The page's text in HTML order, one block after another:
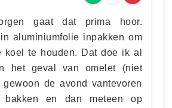
gaat dat prima hoor.
aluminiumfolie inpakken om
koel te houden. Dat doe ik al
het geval van omelet (niet
de avond vantevoren
bakken en dan meteen op